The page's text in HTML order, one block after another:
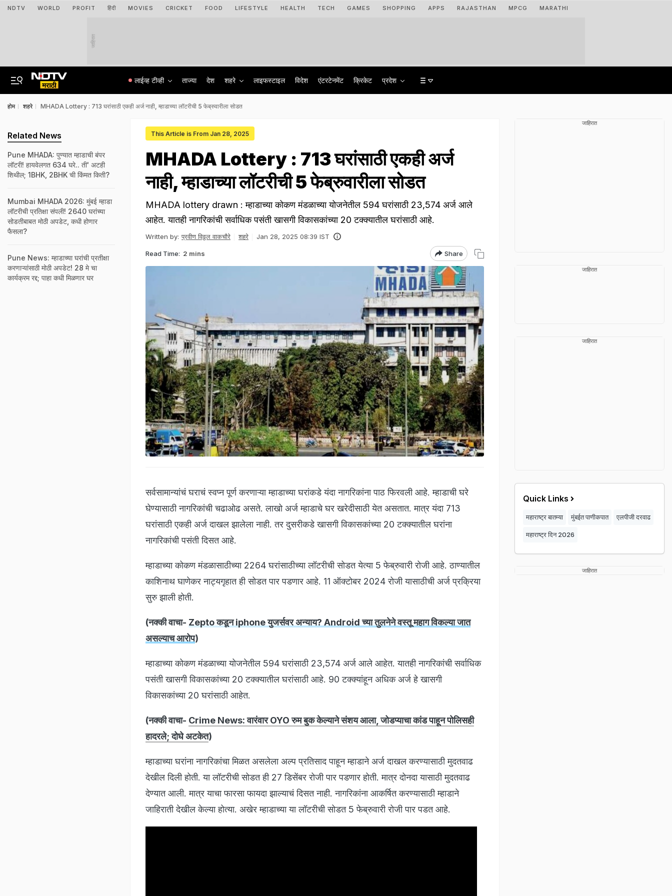
NDTV WORLD PROFIT हिंदी MOVIES CRICKET FOOD LIFESTYLE HEALTH TECH GAMES SHOPPING APPS RAJASTHAN MPCG MARATHI
जाहिरात
लाईव्ह टीव्ही ताज्या देश शहरे लाइफस्टाइल विदेश एंटरटेनमेंट क्रिकेट प्रदेश
होम शहरे MHADA Lottery : 713 घरांसाठी एकही अर्ज नाही, म्हाडाच्या लॉटरीची 5 फेब्रुवारीला सोडत
This Article is From Jan 28, 2025
MHADA Lottery : 713 घरांसाठी एकही अर्ज
नाही, म्हाडाच्या लॉटरीची 5 फेब्रुवारीला सोडत
MHADA lottery drawn : म्हाडाच्या कोकण मंडळाच्या योजनेतील 594 घरांसाठी 23,574 अर्ज आले
आहेत. यातही नागरिकांची सर्वाधिक पसंती खासगी विकासकांच्या 20 टक्क्यातील घरांसाठी आहे.
Written by: प्रवीण विठ्ठल वाकचौरे शहरे Jan 28, 2025 08:39 IST
Read Time: 2 mins Share
सर्वसामान्यांचं घराचं स्वप्न पूर्ण करणाऱ्या म्हाडाच्या घरांकडे यंदा नागरिकांना पाठ फिरवली आहे. म्हाडाची घरे
घेण्यासाठी नागरिकांची चढाओढ असते. लाखो अर्ज म्हाडाचे घर खरेदीसाठी येत असतात. मात्र यंदा 713
घरांसाठी एकही अर्ज दाखल झालेला नाही. तर दुसरीकडे खासगी विकासकांच्या 20 टक्क्यातील घरांना
नागरिकांची पसंती दिसत आहे.
म्हाडाच्या कोकण मंडळासाठीच्या 2264 घरांसाठीच्या लॉटरीची सोडत येत्या 5 फेब्रुवारी रोजी आहे. ठाण्यातील
काशिनाथ घाणेकर नाट्यगृहात ही सोडत पार पडणार आहे. 11 ऑक्टोबर 2024 रोजी यासाठीची अर्ज प्रक्रिया
सुरु झाली होती.
(नक्की वाचा- Zepto कडून iphone युजर्सवर अन्याय? Android च्या तुलनेने वस्तू महाग विकल्या जात
असल्याच आरोप)
म्हाडाच्या कोकण मंडळाच्या योजनेतील 594 घरांसाठी 23,574 अर्ज आले आहेत. यातही नागरिकांची सर्वाधिक
पसंती खासगी विकासकांच्या 20 टक्क्यातील घरांसाठी आहे. 90 टक्क्यांहून अधिक अर्ज हे खासगी
विकासकांच्या 20 घरांसाठी आहेत.
(नक्की वाचा- Crime News: वारंवार OYO रुम बुक केल्याने संशय आला, जोडप्याचा कांड पाहून पोलिसही
हादरले; दोघे अटकेत)
म्हाडाच्या घरांना नागरिकांचा मिळत असलेला अल्प प्रतिसाद पाहून म्हाडाने अर्ज दाखल करण्यासाठी मुदतवाढ
देखील दिली होती. या लॉटरीची सोडत ही 27 डिसेंबर रोजी पार पडणार होती. मात्र दोनदा यासाठी मुदतवाढ
देण्यात आली. मात्र याचा फारसा फायदा झाल्याचं दिसत नाही. नागरिकांना आकर्षित करण्यासाठी म्हाडाने
जाहिराती देखील केल्या होत्या. अखेर म्हाडाच्या या लॉटरीची सोडत 5 फेब्रुवारी रोजी पार पडत आहे.
Related News
Pune MHADA: पुण्यात म्हाडाची बंपर
लॉटरी! हायवेलगत 634 घरे.. ती' अटही
शिथील; 1BHK, 2BHK ची किंमत किती?
Mumbai MHADA 2026: मुंबई म्हाडा
लॉटरीची प्रतिक्षा संपली! 2640 घरांच्या
सोडतीबाबत मोठी अपडेट, कधी होणार
फैसला?
Pune News: म्हाडाच्या घरांची प्रतीक्षा
करणाऱ्यांसाठी मोठी अपडेट! 28 मे चा
कार्यक्रम रद्द; पाहा कधी मिळणार घर
जाहिरात
जाहिरात
जाहिरात
Quick Links
महाराष्ट्र बातम्या मुंबईत पाणीकपात एलपीजी दरवाढ
महाराष्ट्र दिन 2026
जाहिरात